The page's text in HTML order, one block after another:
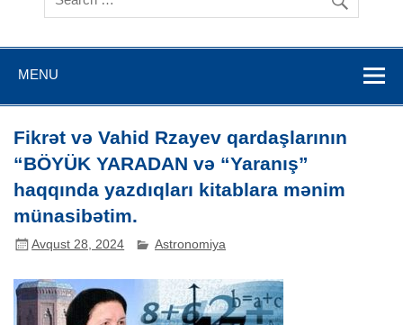
MENU
Fikrət və Vahid Rzayev qardaşlarının
“BÖYÜK YARADAN və “Yaranış”
haqqında yazdıqları kitablara mənim
münasibətim.
Avqust 28, 2024 Astronomiya